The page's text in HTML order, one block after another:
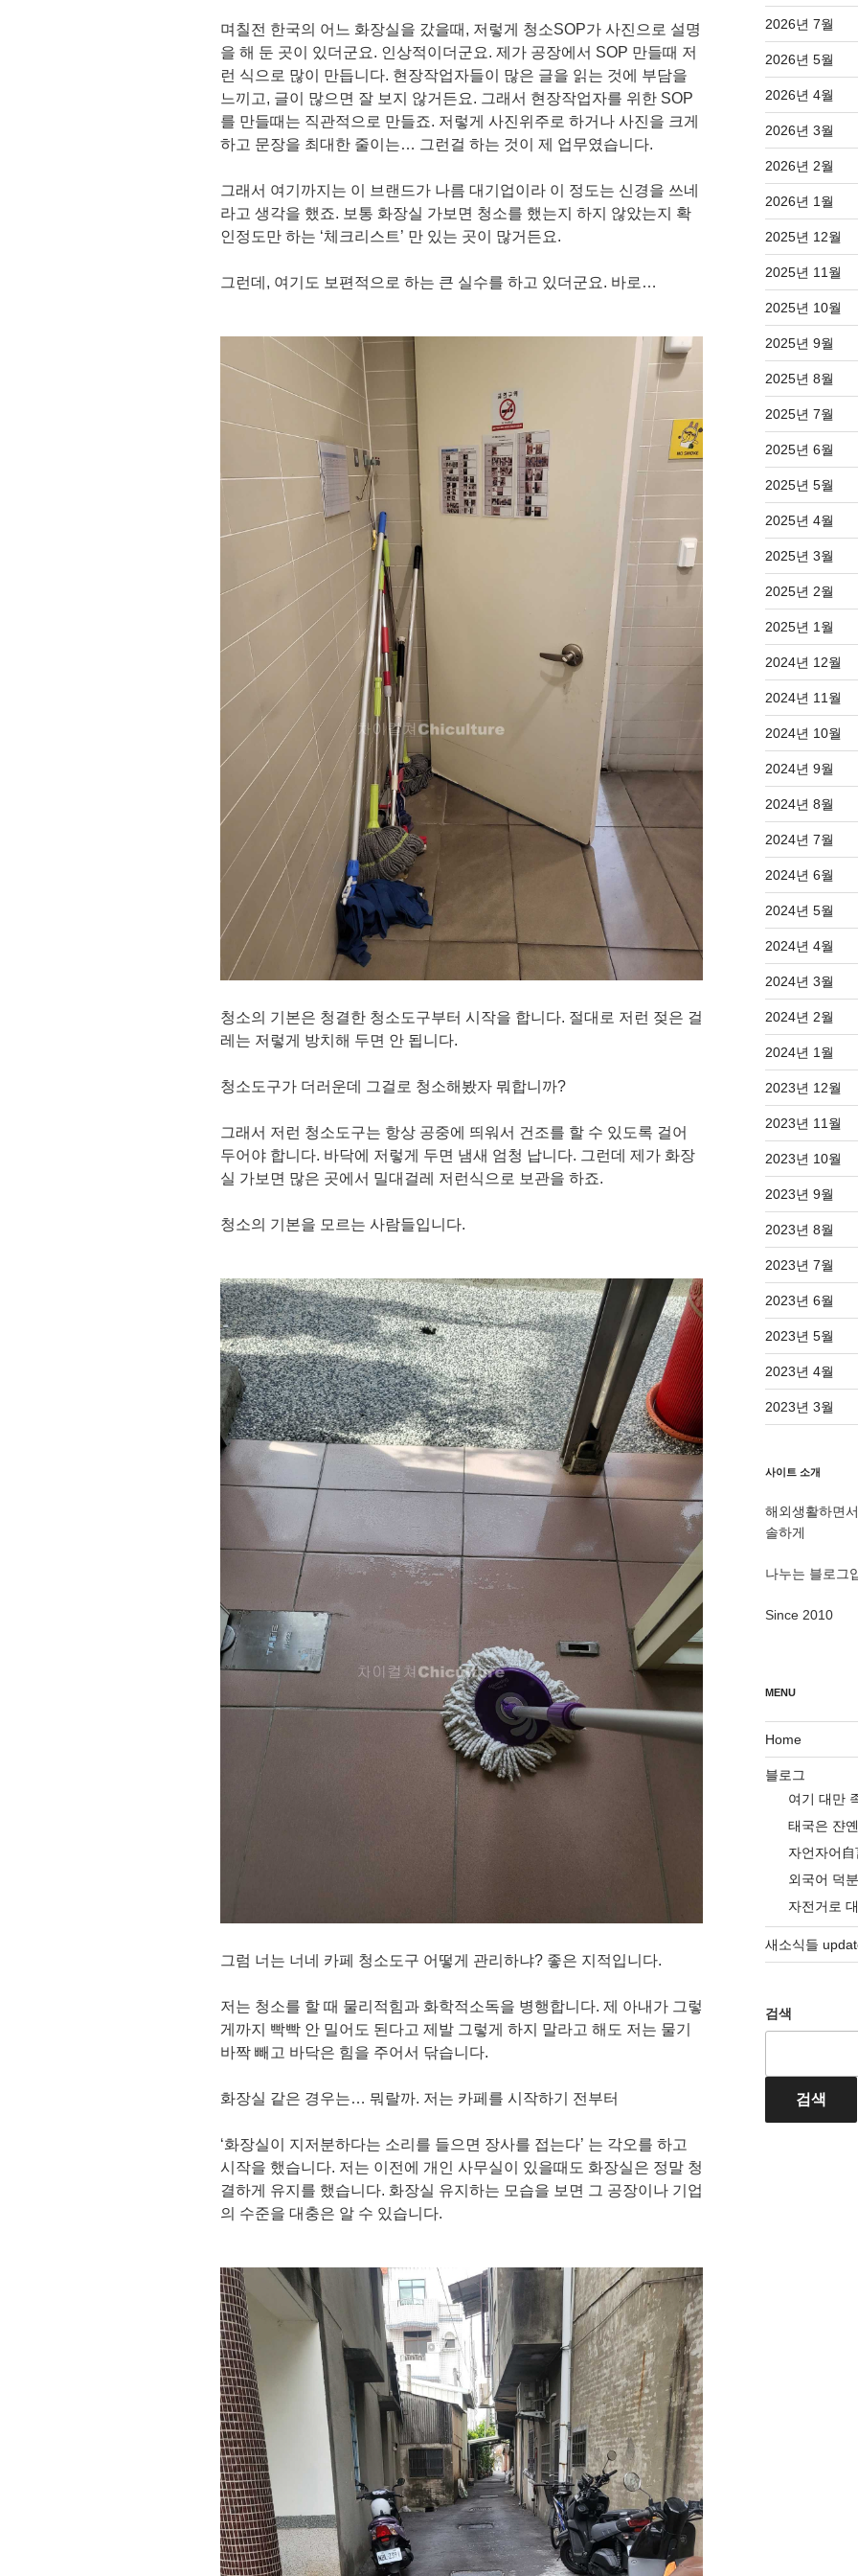
며칠전 한국의 어느 화장실을 갔을때, 저렇게 청소SOP가 사진으로 설명
을 해 둔 곳이 있더군요. 인상적이더군요. 제가 공장에서 SOP 만들때 저
런 식으로 많이 만듭니다. 현장작업자들이 많은 글을 읽는 것에 부담을
느끼고, 글이 많으면 잘 보지 않거든요. 그래서 현장작업자를 위한 SOP
를 만들때는 직관적으로 만들죠. 저렇게 사진위주로 하거나 사진을 크게
하고 문장을 최대한 줄이는… 그런걸 하는 것이 제 업무였습니다.
그래서 여기까지는 이 브랜드가 나름 대기업이라 이 정도는 신경을 쓰네
라고 생각을 했죠. 보통 화장실 가보면 청소를 했는지 하지 않았는지 확
인정도만 하는 ‘체크리스트’ 만 있는 곳이 많거든요.
그런데, 여기도 보편적으로 하는 큰 실수를 하고 있더군요. 바로…
청소의 기본은 청결한 청소도구부터 시작을 합니다. 절대로 저런 젖은 걸
레는 저렇게 방치해 두면 안 됩니다.
청소도구가 더러운데 그걸로 청소해봤자 뭐합니까?
그래서 저런 청소도구는 항상 공중에 띄워서 건조를 할 수 있도록 걸어
두어야 합니다. 바닥에 저렇게 두면 냄새 엄청 납니다. 그런데 제가 화장
실 가보면 많은 곳에서 밀대걸레 저런식으로 보관을 하죠.
청소의 기본을 모르는 사람들입니다.
그럼 너는 너네 카페 청소도구 어떻게 관리하냐? 좋은 지적입니다.
저는 청소를 할 때 물리적힘과 화학적소독을 병행합니다. 제 아내가 그렇
게까지 빡빡 안 밀어도 된다고 제발 그렇게 하지 말라고 해도 저는 물기
바짝 빼고 바닥은 힘을 주어서 닦습니다.
화장실 같은 경우는… 뭐랄까. 저는 카페를 시작하기 전부터
‘화장실이 지저분하다는 소리를 들으면 장사를 접는다’ 는 각오를 하고
시작을 했습니다. 저는 이전에 개인 사무실이 있을때도 화장실은 정말 청
결하게 유지를 했습니다. 화장실 유지하는 모습을 보면 그 공장이나 기업
의 수준을 대충은 알 수 있습니다.
2026년 7월
2026년 5월
2026년 4월
2026년 3월
2026년 2월
2026년 1월
2025년 12월
2025년 11월
2025년 10월
2025년 9월
2025년 8월
2025년 7월
2025년 6월
2025년 5월
2025년 4월
2025년 3월
2025년 2월
2025년 1월
2024년 12월
2024년 11월
2024년 10월
2024년 9월
2024년 8월
2024년 7월
2024년 6월
2024년 5월
2024년 4월
2024년 3월
2024년 2월
2024년 1월
2023년 12월
2023년 11월
2023년 10월
2023년 9월
2023년 8월
2023년 7월
2023년 6월
2023년 5월
2023년 4월
2023년 3월
사이트 소개
해외생활하면
솔하게
나누는 블로그
Since 2010
MENU
Home
블로그
여기 대만
태국은 쟌
자언자어
외국어 덕
자전거로
새소식들
검색
검색